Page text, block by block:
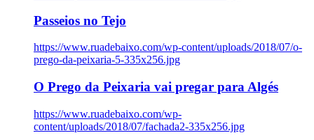
Passeios no Tejo
https://www.ruadebaixo.com/wp-content/uploads/2018/07/o-
prego-da-peixaria-5-335x256.jpg
O Prego da Peixaria vai pregar para Algés
https://www.ruadebaixo.com/wp-
content/uploads/2018/07/fachada2-335x256.jpg